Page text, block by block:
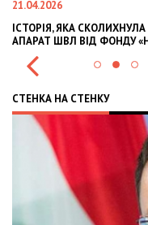
21.04.2026
ІСТОРІЯ, ЯКА
АПАРАТ ШВЛ ВІД ФОНДУ
СТЕНКА НА СТЕНКУ